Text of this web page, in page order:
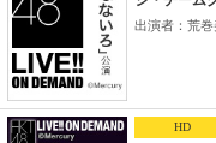
出演者：荒巻
HD